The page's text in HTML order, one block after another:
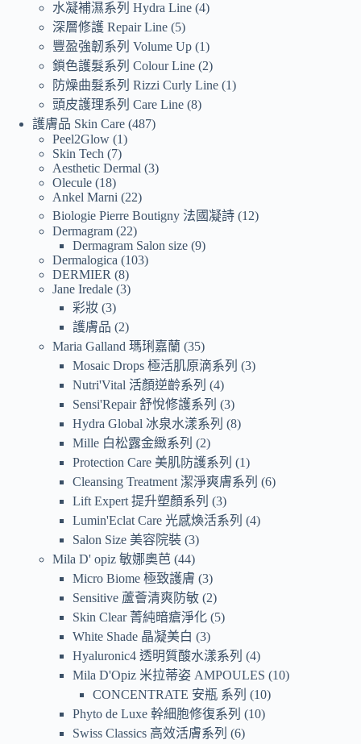
水凝補濕系列 Hydra Line 4
深層修護 Repair Line 5
豐盈強韌系列 Volume Up 1
鎖色護髮系列 Colour Line 2
防燥曲髮系列 Rizzi Curly Line 1
頭皮護理系列 Care Line 8
護膚品 Skin Care 487
Peel2Glow 1
Skin Tech
7
Aesthetic Dermal 3
Olecule 18
Ankel Marni
22
Biologie Pierre Boutigny 法國凝詩 12
Dermagram 22
Dermagram Salon size 9
Dermalogica
103
DERMIER
8
Jane Iredale 3
彩妝 3
護膚品
2
Maria Galland 瑪琍嘉蘭 35
Mosaic Drops 極活肌原滴系列
3
Nutri'Vital 活顏逆齡系列
4
Sensi'Repair 舒悅修護系列
3
Hydra Global 冰泉水漾系列
8
Mille 白松露金緻系列
2
Protection Care 美肌防護系列
1
Cleansing Treatment 潔淨爽膚系列
6
Lift Expert 提升塑顏系列
3
Lumin'Eclat Care 光感煥活系列
4
Salon Size 美容院裝 3
Mila D' opiz 敏娜奧芭 44
Micro Biome 極致護膚 3
Sensitive 蘆薈清爽防敏 2
Skin Clear 菁純暗瘡淨化 5
White Shade 晶凝美白
3
Hyaluronic4 透明質酸水漾系列
4
Mila D'Opiz 米拉蒂姿 AMPOULES
10
CONCENTRATE 安瓶 系列
10
Phyto de Luxe 幹細胞修復系列
10
Swiss Classics 高效活膚系列
6